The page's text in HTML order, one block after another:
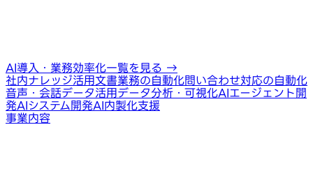
AI導入・業務効率化一覧を見る →
社内ナレッジ活用文書業務の自動化問い合わせ対応の自動化
音声・会話データ活用データ分析・可視化AIエージェント開
発AIシステム開発AI内製化支援
事業内容